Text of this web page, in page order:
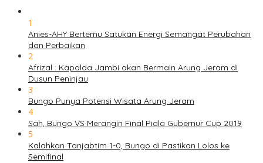
1
Anies-AHY Bertemu Satukan Energi Semangat Perubahan
dan Perbaikan
2
Afrizal : Kapolda Jambi akan Bermain Arung Jeram di
Dusun Peninjau
3
Bungo Punya Potensi Wisata Arung Jeram
4
Sah, Bungo VS Merangin Final Piala Gubernur Cup 2019
5
Kalahkan Tanjabtim 1-0, Bungo di Pastikan Lolos ke
Semifinal